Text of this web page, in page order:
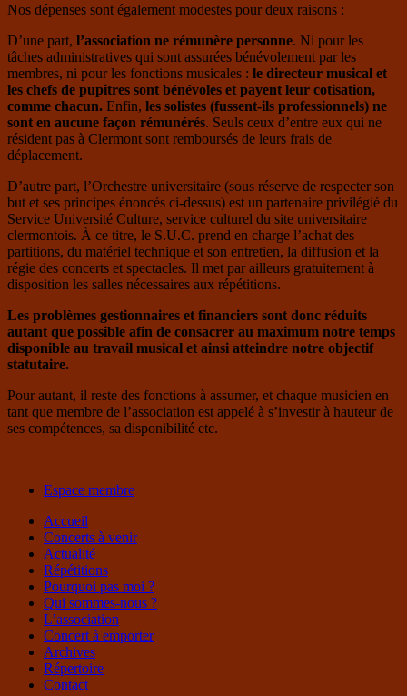
Nos dépenses sont également modestes pour deux raisons :
D’une part, l’association ne rémunère personne. Ni pour les
tâches administratives qui sont assurées bénévolement par les
membres, ni pour les fonctions musicales : le directeur musical et
les chefs de pupitres sont bénévoles et payent leur cotisation,
comme chacun. Enfin, les solistes (fussent-ils professionnels) ne
sont en aucune façon rémunérés. Seuls ceux d’entre eux qui ne
résident pas à Clermont sont remboursés de leurs frais de
déplacement.
D’autre part, l’Orchestre universitaire (sous réserve de respecter son
but et ses principes énoncés ci-dessus) est un partenaire privilégié du
Service Université Culture, service culturel du site universitaire
clermontois. À ce titre, le S.U.C. prend en charge l’achat des
partitions, du matériel technique et son entretien, la diffusion et la
régie des concerts et spectacles. Il met par ailleurs gratuitement à
disposition les salles nécessaires aux répétitions.
Les problèmes gestionnaires et financiers sont donc réduits
autant que possible afin de consacrer au maximum notre temps
disponible au travail musical et ainsi atteindre notre objectif
statutaire.
Pour autant, il reste des fonctions à assumer, et chaque musicien en
tant que membre de l’association est appelé à s’investir à hauteur de
ses compétences, sa disponibilité etc.
Espace membre
Accueil
Concerts à venir
Actualité
Répétitions
Pourquoi pas moi ?
Qui sommes-nous ?
L’association
Concert à emporter
Archives
Répertoire
Contact